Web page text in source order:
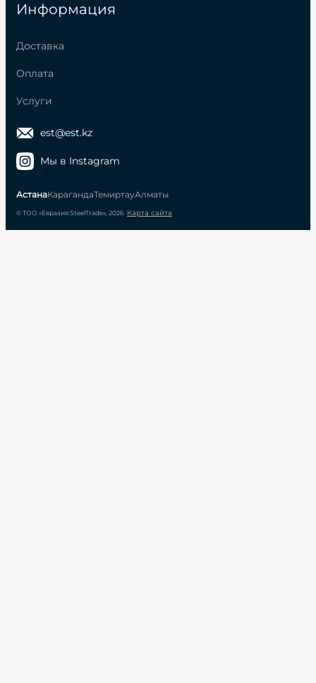
Информация
Доставка
Оплата
Услуги
est@est.kz
Мы в Instagram
АстанаКарагандаТемиртауАлматы
© ТОО «Евразия SteelTrade», 2026 Карта сайта